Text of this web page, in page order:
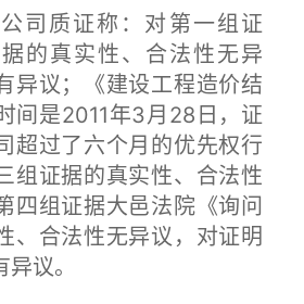
质证称：对第一组证
的真实性、合法性无异
异议；《建设工程造价结
间是2011年3月28日，证
超过了六个月的优先权行
组证据的真实性、合法性
四组证据大邑法院《询问
、合法性无异议，对证明
议。